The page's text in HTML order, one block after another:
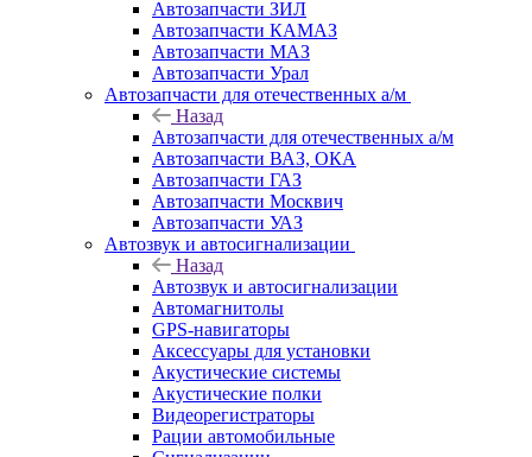
Автозапчасти ЗИЛ
Автозапчасти КАМАЗ
Автозапчасти МАЗ
Автозапчасти Урал
Автозапчасти для отечественных а/м
Назад
Автозапчасти для отечественных а/м
Автозапчасти ВАЗ, ОКА
Автозапчасти ГАЗ
Автозапчасти Москвич
Автозапчасти УАЗ
Автозвук и автосигнализации
Назад
Автозвук и автосигнализации
Автомагнитолы
GPS-навигаторы
Аксессуары для установки
Акустические системы
Акустические полки
Видеорегистраторы
Рации автомобильные